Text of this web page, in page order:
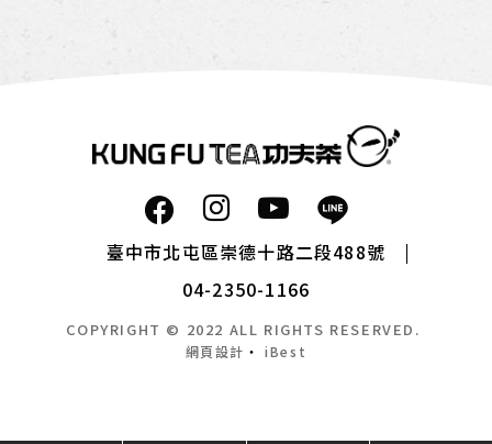
臺中市北屯區崇德十路二段488號
04-2350-1166
COPYRIGHT © 2022 ALL RIGHTS RESERVED.
網頁設計 ‧iBest